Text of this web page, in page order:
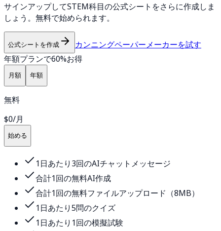
サインアップしてSTEM科目の公式シートをさらに作成しま
しょう。無料で始められます。
公式シートを作成
カンニングペーパーメーカーを試す
年額プランで60%お得
月額 年額
無料
$0/月
始める
1日あたり3回のAIチャットメッセージ
合計1回の無料AI作成
合計1回の無料ファイルアップロード（8MB）
1日あたり5問のクイズ
1日あたり1回の模擬試験